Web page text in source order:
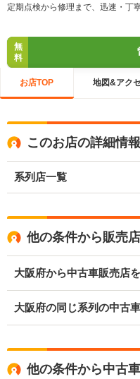
定期点検から修理まで、迅速・丁
無
料
お店TOP 地図&アク
このお店の詳細情報
系列店一覧
他の条件から販売
大阪府から中古車販売店
大阪府の同じ系列の中古
他の条件から中古